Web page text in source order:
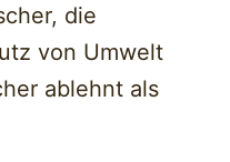
die
von Umwelt
ablehnt als